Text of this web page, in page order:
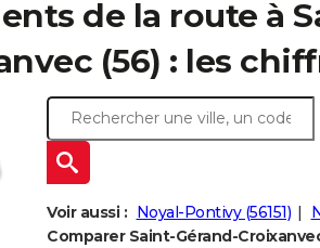
de la route à
(56) : les
Voir aussi : Noyal-Pontivy (56151)
Comparer Saint-Gérand-